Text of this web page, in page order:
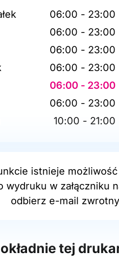
06:00 - 23:00
06:00 - 23:00
06:00 - 23:00
06:00 - 23:00
06:00 - 23:00
06:00 - 23:00
10:00 - 21:00
istnieje
wydruku w załączniku
odbierz e-mail
tej